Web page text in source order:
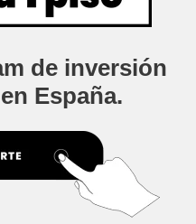
de inversión
España.